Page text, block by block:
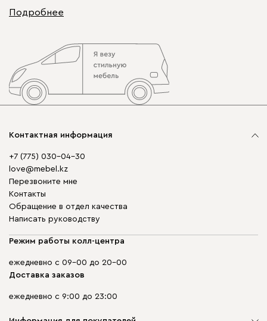
Подробнее
Контактная информация
+7 (775) 030-04-30
love@mebel.kz
Перезвоните мне
Контакты
Обращение в отдел качества
Написать руководству
Режим работы колл-центра
ежедневно с 09-00 до 20-00
Доставка заказов
ежедневно с 9:00 до 23:00